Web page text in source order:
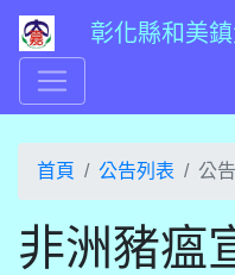
彰化縣和美
首頁 公告列表 公
非洲豬瘟